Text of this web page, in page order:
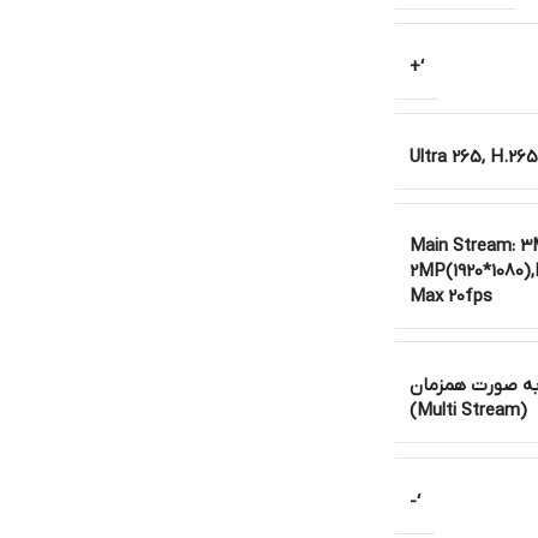
‘+
Ultra 265,
Main Stream:
Max 20fps
مختلف به صورت همزمان
(Multi Stream)
‘-